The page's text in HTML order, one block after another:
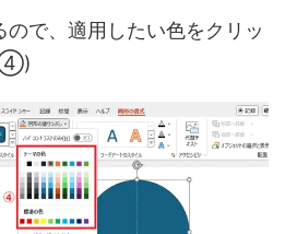
で、適用したい色をクリッ